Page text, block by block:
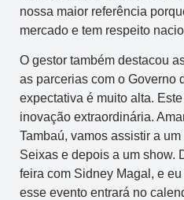
nossa maior referência
mercado e tem respeito
O gestor também destacou
as parcerias com o Governo
expectativa é muito alta.
inovação extraordinária.
Tambaú, vamos assistir a
Seixas e depois a um show.
feira com Sidney Magal, e
esse evento entrará no